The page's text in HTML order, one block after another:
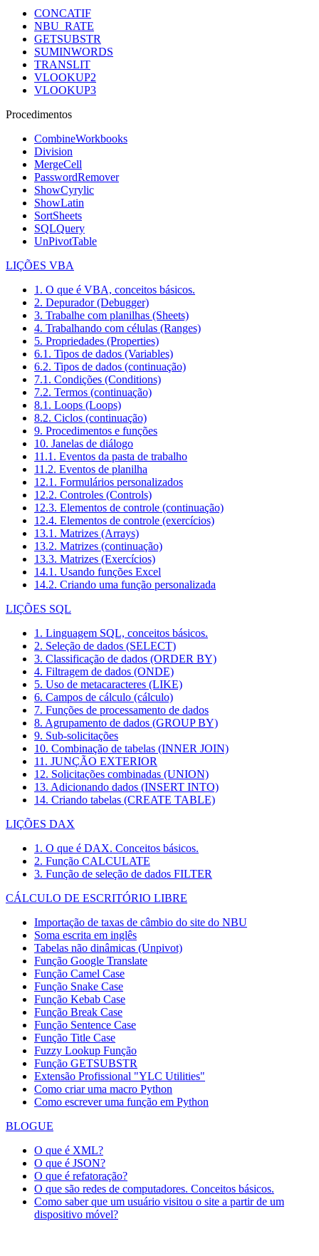
CONCATIF
NBU_RATE
GETSUBSTR
SUMINWORDS
TRANSLIT
VLOOKUP2
VLOOKUP3
Procedimentos
CombineWorkbooks
Division
MergeCell
PasswordRemover
ShowCyrylic
ShowLatin
SortSheets
SQLQuery
UnPivotTable
LIÇÕES VBA
1. O que é VBA, conceitos básicos.
2. Depurador (Debugger)
3. Trabalhe com planilhas (Sheets)
4. Trabalhando com células (Ranges)
5. Propriedades (Properties)
6.1. Tipos de dados (Variables)
6.2. Tipos de dados (continuação)
7.1. Condições (Conditions)
7.2. Termos (continuação)
8.1. Loops (Loops)
8.2. Ciclos (continuação)
9. Procedimentos e funções
10. Janelas de diálogo
11.1. Eventos da pasta de trabalho
11.2. Eventos de planilha
12.1. Formulários personalizados
12.2. Controles (Controls)
12.3. Elementos de controle (continuação)
12.4. Elementos de controle (exercícios)
13.1. Matrizes (Arrays)
13.2. Matrizes (continuação)
13.3. Matrizes (Exercícios)
14.1. Usando funções Excel
14.2. Criando uma função personalizada
LIÇÕES SQL
1. Linguagem SQL, conceitos básicos.
2. Seleção de dados (SELECT)
3. Classificação de dados (ORDER BY)
4. Filtragem de dados (ONDE)
5. Uso de metacaracteres (LIKE)
6. Campos de cálculo (cálculo)
7. Funções de processamento de dados
8. Agrupamento de dados (GROUP BY)
9. Sub-solicitações
10. Combinação de tabelas (INNER JOIN)
11. JUNÇÃO EXTERIOR
12. Solicitações combinadas (UNION)
13. Adicionando dados (INSERT INTO)
14. Criando tabelas (CREATE TABLE)
LIÇÕES DAX
1. O que é DAX. Conceitos básicos.
2. Função CALCULATE
3. Função de seleção de dados FILTER
CÁLCULO DE ESCRITÓRIO LIBRE
Importação de taxas de câmbio do site do NBU
Soma escrita em inglês
Tabelas não dinâmicas (Unpivot)
Função Google Translate
Função Camel Case
Função Snake Case
Função Kebab Case
Função Break Case
Função Sentence Case
Função Title Case
Fuzzy Lookup Função
Função GETSUBSTR
Extensão Profissional "YLC Utilities"
Como criar uma macro Python
Como escrever uma função em Python
BLOGUE
O que é XML?
O que é JSON?
O que é refatoração?
O que são redes de computadores. Conceitos básicos.
Como saber que um usuário visitou o site a partir de um
dispositivo móvel?